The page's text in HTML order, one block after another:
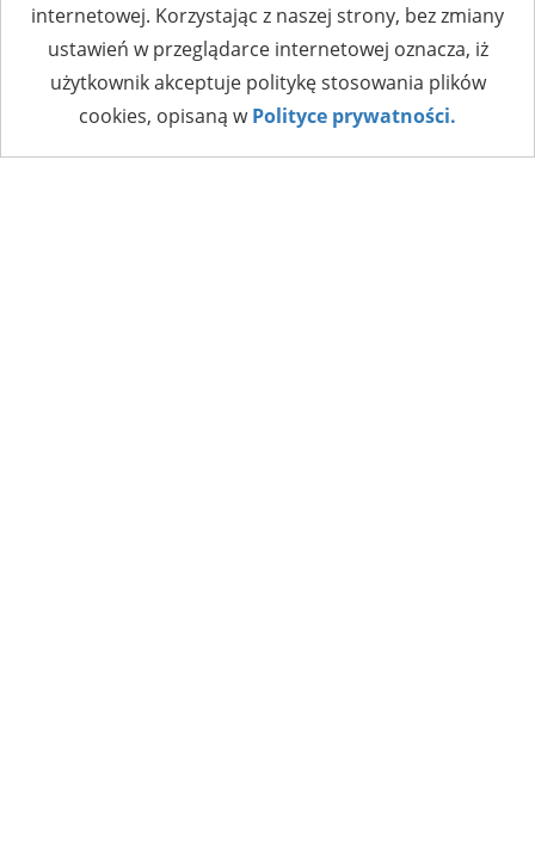
internetowej. Korzystając z naszej strony, bez zmiany
ustawień w przeglądarce internetowej oznacza, iż
użytkownik akceptuje politykę stosowania plików
cookies, opisaną wPolityce prywatności.